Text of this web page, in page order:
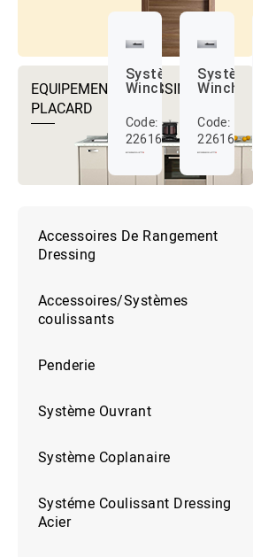
EQUIPEMENTS DRESSING ET
PLACARD
Accessoires De Rangement
Dressing
Accessoires/Systèmes
coulissants
Penderie
Système Ouvrant
Système Coplanaire
Systéme Coulissant Dressing
Acier
Système
Winch
Code:
22616003
Système
Winch
Code:
22616001